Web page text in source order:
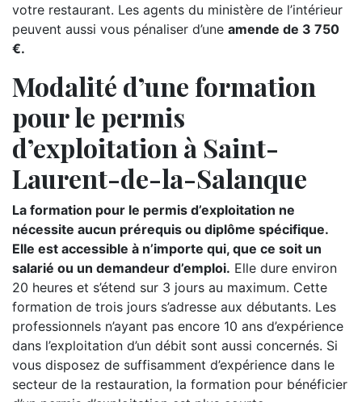
votre restaurant. Les agents du ministère de l’intérieur
peuvent aussi vous pénaliser d’une amende de 3 750
€.
Modalité d’une formation
pour le permis
d’exploitation à Saint-
Laurent-de-la-Salanque
La formation pour le permis d’exploitation ne
nécessite aucun prérequis ou diplôme spécifique.
Elle est accessible à n’importe qui, que ce soit un
salarié ou un demandeur d’emploi. Elle dure environ
20 heures et s’étend sur 3 jours au maximum. Cette
formation de trois jours s’adresse aux débutants. Les
professionnels n’ayant pas encore 10 ans d’expérience
dans l’exploitation d’un débit sont aussi concernés. Si
vous disposez de suffisamment d’expérience dans le
secteur de la restauration, la formation pour bénéficier